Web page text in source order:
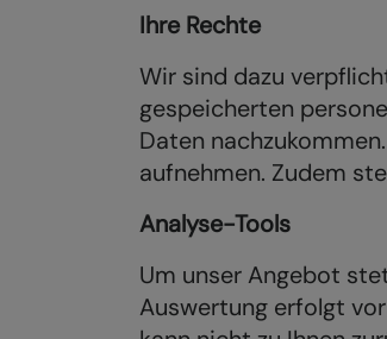
Ihre Rechte
Wir sind dazu
gespeicherten
Daten
aufnehmen. Zudem
Analyse-Tools
Um unser Angebot
Auswertung erfolgt